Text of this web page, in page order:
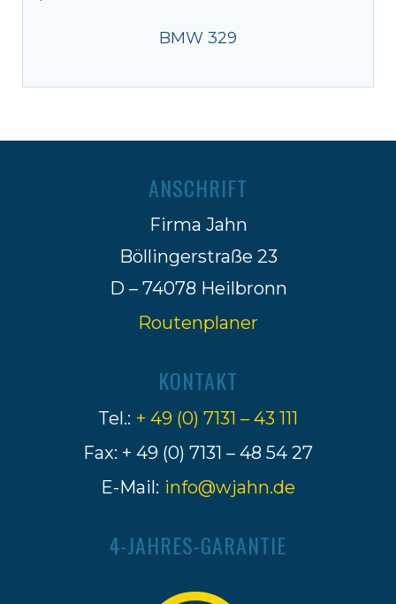
BMW 329
ANSCHRIFT
Firma Jahn
Böllingerstraße 23
D – 74078 Heilbronn
Routenplaner
KONTAKT
Tel.: + 49 (0) 7131 – 43 111
Fax: + 49 (0) 7131 – 48 54 27
E-Mail: info@wjahn.de
4-JAHRES-GARANTIE